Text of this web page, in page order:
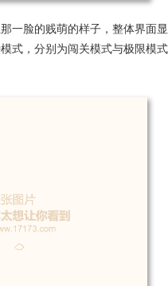
一脸的贱萌的样子，整体界面显
式，分别为闯关模式与极限模式